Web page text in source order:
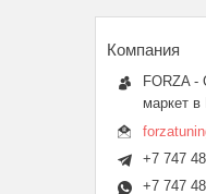
FORZA -
маркет в
+7 747
+7 747